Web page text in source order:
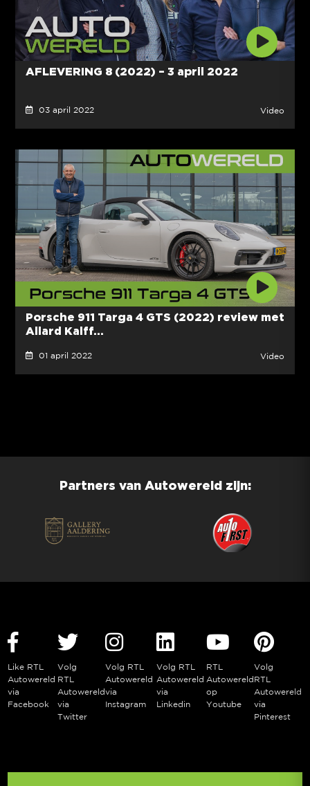
AFLEVERING 8 (2022) – 3 april 2022
03 april 2022 Video
Porsche 911 Targa 4 GTS (2022) review met
Allard Kalff...
01 april 2022 Video
Partners van Autowereld zijn:
Like RTL
Autowereld
via
Facebook
Volg
RTL
Autowereld
via
Twitter
Volg RTL
Autowereld
via
Instagram
Volg RTL
Autowereld
via
Linkedin
RTL
Autowereld
op
Youtube
Volg
RTL
Autowereld
via
Pinterest